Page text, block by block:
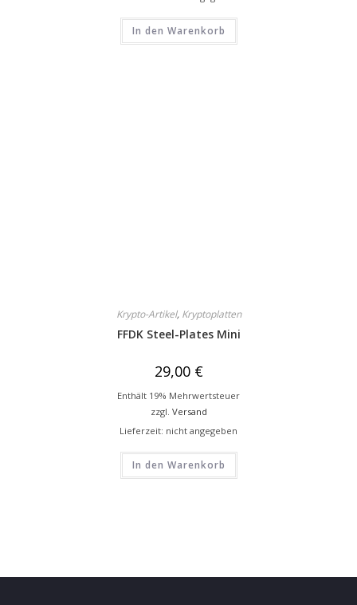
In den Warenkorb
Krypto-Artikel, Kryptoplatten
FFDK Steel-Plates Mini
29,00 €
Enthält 19% Mehrwertsteuer
zzgl. Versand
Lieferzeit: nicht angegeben
In den Warenkorb